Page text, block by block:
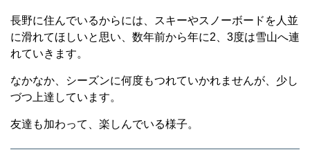
長野に住んでいるからには、スキーやスノーボードを人並
に滑れてほしいと思い、数年前から年に2、3度は雪山へ連
れていきます。
なかなか、シーズンに何度もつれていかれませんが、少し
づつ上達しています。
友達も加わって、楽しんでいる様子。